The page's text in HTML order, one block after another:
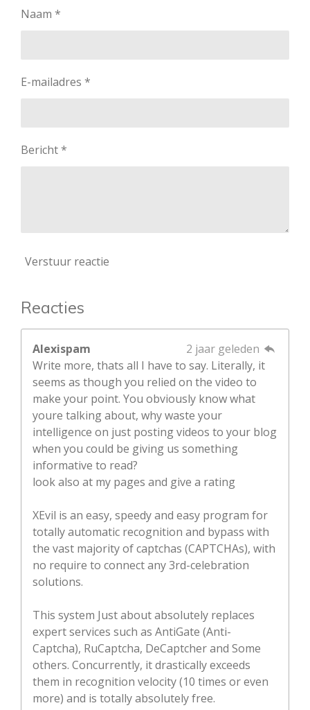
Naam *
E-mailadres *
Bericht *
Verstuur reactie
Reacties
Alexispam
2 jaar geleden
Write more, thats all I have to say. Literally, it
seems as though you relied on the video to
make your point. You obviously know what
youre talking about, why waste your
intelligence on just posting videos to your blog
when you could be giving us something
informative to read?
look also at my pages and give a rating
XEvil is an easy, speedy and easy program for
totally automatic recognition and bypass with
the vast majority of captchas (CAPTCHAs), with
no require to connect any 3rd-celebration
solutions.
This system Just about absolutely replaces
expert services such as AntiGate (Anti-
Captcha), RuCaptcha, DeCaptcher and Some
others. Concurrently, it drastically exceeds
them in recognition velocity (10 times or even
more) and is totally absolutely free.